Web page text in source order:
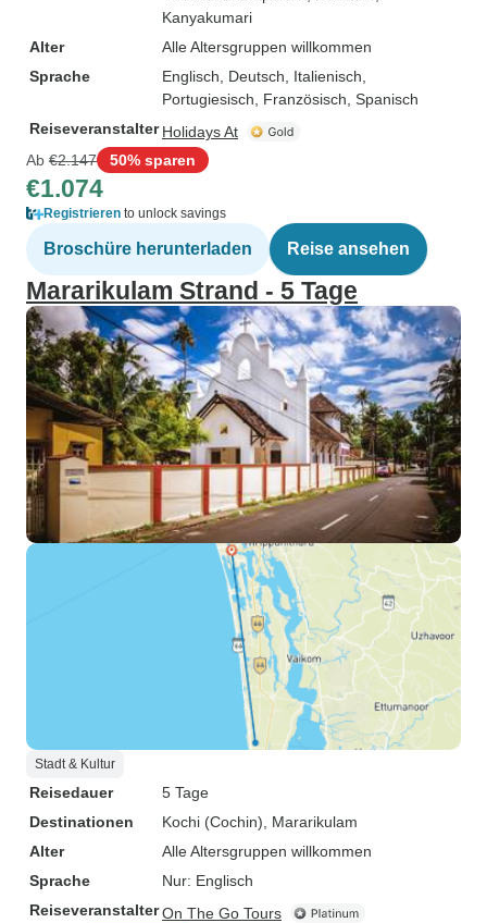
Kanyakumari
Alter
Alle Altersgruppen willkommen
Sprache
Englisch, Deutsch, Italienisch,
Portugiesisch, Französisch, Spanisch
Reiseveranstalter Holidays At
Ab €2.147 50% sparen
€1.074
Registrieren to unlock savings
Broschüre herunterladen Reise ansehen
Mararikulam Strand - 5 Tage
Stadt & Kultur
Reisedauer
5 Tage
Destinationen
Kochi (Cochin) , Mararikulam
Alter
Alle Altersgruppen willkommen
Sprache
Nur: Englisch
ReiseveranstalterOn The Go Tours